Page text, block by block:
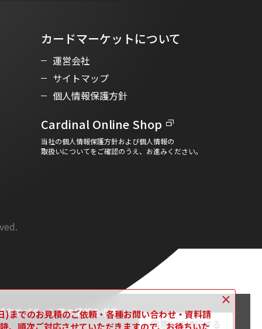
カードマーケットについて
運営会社
サイトマップ
個人情報保護方針
Cardinal Online Shop
当社の個人情報保護方針および個人情報の
取扱いについてをご確認のうえ、お進みください。
×
でのお見積のご依頼・各種お問い合わせ・資料請
順次ご対応させていただきますので、お待ちいた
向やパターン等の情報を収集
同意して続行する